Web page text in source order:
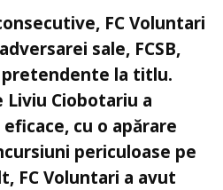
FC Voluntari
sale, FCSB,
la titlu.
Liviu Ciobotariu a
cu o apărare
periculoase pe
FC Voluntari a avut